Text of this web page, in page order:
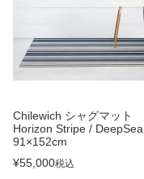
Chilewich シャグマット
Horizon Stripe / DeepSea
91×152cm
¥55,000税込